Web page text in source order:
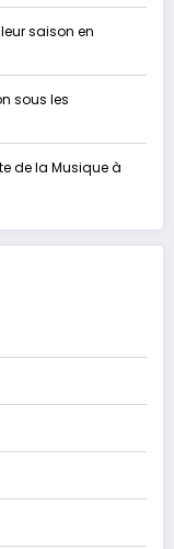
saison en
sous les
de la Musique à